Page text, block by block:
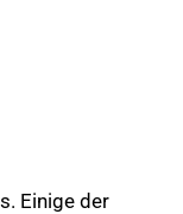
Einige der